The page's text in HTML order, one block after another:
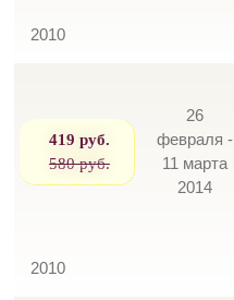
2010
419 руб.
580 руб.
26
февраля -
11 марта
2014
2010